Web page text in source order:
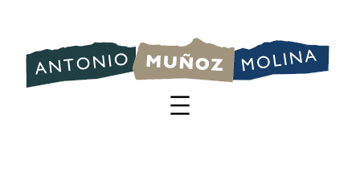
contenido